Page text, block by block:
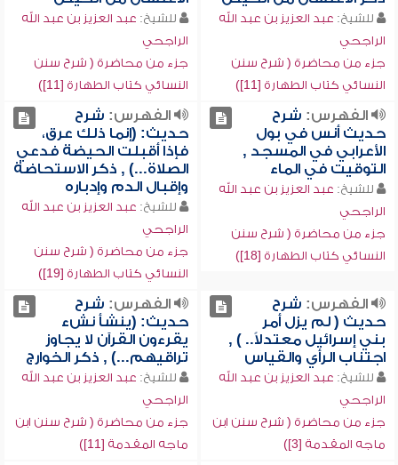
للشيخ: عبد العزيز بن عبد الله
الراجحي
جزء من محاضرة ( شرح سنن
النسائي كتاب الطهارة [11])
للشيخ: عبد العزيز بن عبد الله
الراجحي
جزء من محاضرة ( شرح سنن
النسائي كتاب الطهارة [11])
الفهرس: شرح
حديث أنس في بول
الأعرابي في المسجد ,
التوقيت في الماء
للشيخ: عبد العزيز بن عبد الله
الراجحي
جزء من محاضرة ( شرح سنن
النسائي كتاب الطهارة [18])
الفهرس: شرح
حديث: (إنما ذلك عرق،
فإذا أقبلت الحيضة فدعي
الصلاة...) , ذكر الاستحاضة
وإقبال الدم وإدباره
للشيخ: عبد العزيز بن عبد الله
الراجحي
جزء من محاضرة ( شرح سنن
النسائي كتاب الطهارة [19])
الفهرس: شرح
حديث ( لم يزل أمر
بني إسرائيل معتدلاً.. ) ,
اجتناب الرأي والقياس
للشيخ: عبد العزيز بن عبد الله
الراجحي
جزء من محاضرة ( شرح سنن ابن
ماجه المقدمة [3])
الفهرس: شرح
حديث: (ينشأ نشء
يقرءون القرآن لا يجاوز
تراقيهم...) , ذكر الخوارج
للشيخ: عبد العزيز بن عبد الله
الراجحي
جزء من محاضرة ( شرح سنن ابن
ماجه المقدمة [11])